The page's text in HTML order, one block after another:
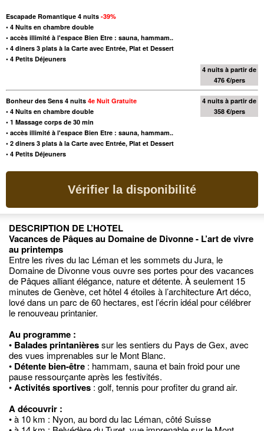
Escapade Romantique 4 nuits -39%
• 4 Nuits en chambre double
• accès illimité à l'espace Bien Etre : sauna, hammam..
• 4 diners 3 plats à la Carte avec Entrée, Plat et Dessert
• 4 Petits Déjeuners
4 nuits à partir de
476 €/pers
Bonheur des Sens 4 nuits 4e Nuit Gratuite
• 4 Nuits en chambre double
• 1 Massage corps de 30 min
• accès illimité à l'espace Bien Etre : sauna, hammam..
• 2 diners 3 plats à la Carte avec Entrée, Plat et Dessert
• 4 Petits Déjeuners
4 nuits à partir de
358 €/pers
Vérifier la disponibilité
DESCRIPTION DE L’HOTEL
Vacances de Pâques au Domaine de Divonne - L’art de vivre
au printemps
Entre les rives du lac Léman et les sommets du Jura, le
Domaine de Divonne vous ouvre ses portes pour des vacances
de Pâques alliant élégance, nature et détente. À seulement 15
minutes de Genève, cet hôtel 4 étoiles à l’architecture Art déco,
lové dans un parc de 60 hectares, est l’écrin idéal pour célébrer
le renouveau printanier.
Au programme :
• Balades printanièressur les sentiers du Pays de Gex, avec
des vues imprenables sur le Mont Blanc.
• Détente bien-être : hammam, sauna et bain froid pour une
pause ressourçante après les festivités.
•Activités sportives : golf, tennis pour profiter du grand air.
A découvrir :
• à 10 km : Nyon, au bord du lac Léman, côté Suisse